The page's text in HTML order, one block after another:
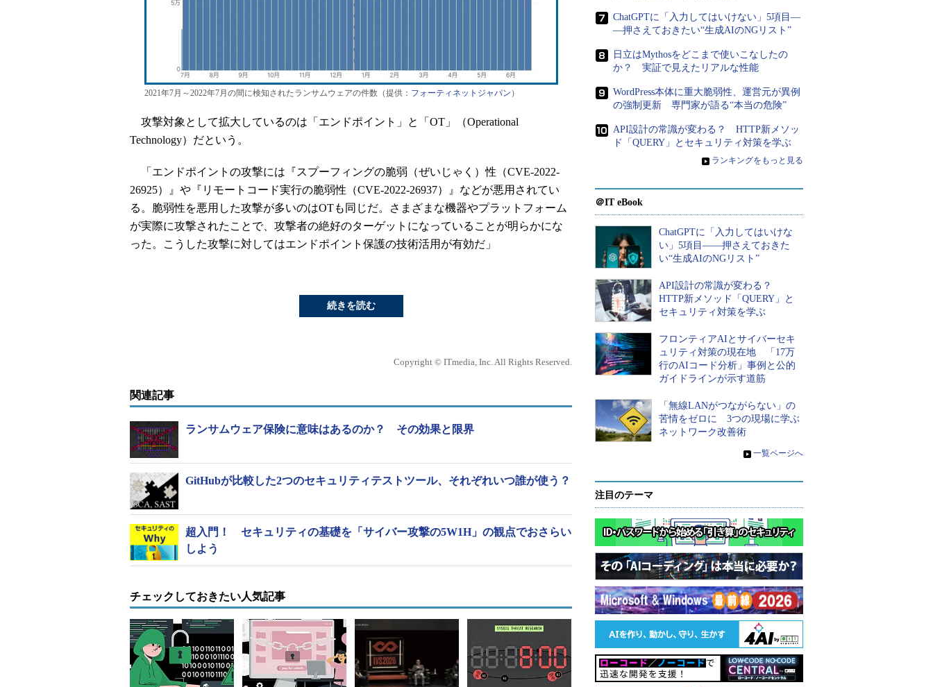
2021年7月～2022年7月の間に検知されたランサムウェアの件数（提供： フォーティネットジャパン ）
攻撃対象として拡大しているのは「エンドポイント」と「OT」（Operational
Technology）だという。
「エンドポイントの攻撃には『スプーフィングの脆弱（ぜいじゃく）性（CVE-2022-
26925）』や『リモートコード実行の脆弱性（CVE-2022-26937）』などが悪用されてい
る。脆弱性を悪用した攻撃が多いのはOTも同じだ。さまざまな機器やプラットフォーム
が実際に攻撃されたことで、攻撃者の絶好のターゲットになっていることが明らかにな
った。こうした攻撃に対してはエンドポイント保護の技術活用が有効だ」
続きを読む
Copyright © ITmedia, Inc. All Rights Reserved.
関連記事
ランサムウェア保険に意味はあるのか？ その効果と限界
GitHubが比較した2つのセキュリティテストツール、それぞれいつ誰が使う？
超入門！ セキュリティの基礎を「サイバー攻撃の5W1H」の観点でおさらい
しよう
チェックしておきたい人気記事
ChatGPTに「入力してはいけない」5項目―
―押さえておきたい“生成AIのNGリスト”
日立はMythosをどこまで使いこなしたの
か？ 実証で見えたリアルな性能
WordPress本体に重大脆弱性、運営元が異例
の強制更新 専門家が語る“本当の危険”
API設計の常識が変わる？ HTTP新メソッ
ド「QUERY」とセキュリティ対策を学ぶ
» ランキングをもっと見る
＠IT eBook
ChatGPTに「入力してはいけな
い」5項目――押さえておきた
い“生成AIのNGリスト”
API設計の常識が変わる？
HTTP新メソッド「QUERY」と
セキュリティ対策を学ぶ
フロンティアAIとサイバーセキ
ュリティ対策の現在地 「17万
行のAIコード分析」事例と公的
ガイドラインが示す道筋
「無線LANがつながらない」の
苦情をゼロに 3つの現場に学ぶ
ネットワーク改善術
» 一覧ページへ
注目のテーマ